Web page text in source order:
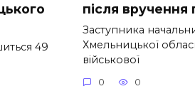
49
після вручення
Заступника
Хмельницької
військової
0 0